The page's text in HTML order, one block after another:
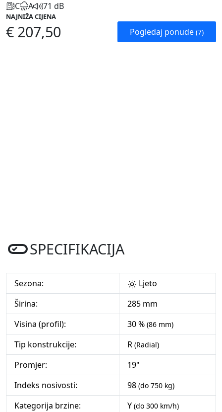
C A 71 dB
NAJNIŽA CIJENA
€ 207,50 Pogledaj ponude (7)
SPECIFIKACIJA
Sezona:
Ljeto
Širina:
285 mm
Visina (profil):
30 % (86 mm)
Tip konstrukcije: R (Radial)
Promjer:
19"
Indeks nosivosti:
98 (do 750 kg)
Kategorija brzine: Y (do 300 km/h)